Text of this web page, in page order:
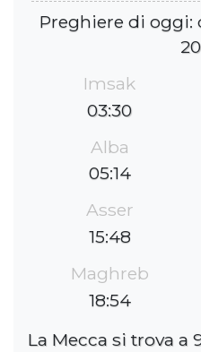
Preghiere di oggi:
Imsak
03:30
Alba
05:14
Asser
15:48
Maghreb
18:54
La Mecca si trova a